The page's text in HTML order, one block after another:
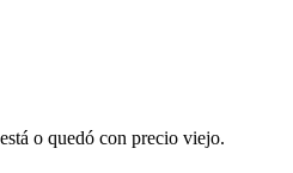
o quedó con precio viejo.